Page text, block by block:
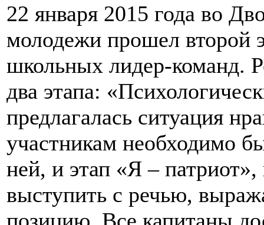
22 января 2015 года во
молодежи прошел второй
школьных лидер-команд.
два этапа:
предлагалась ситуация
участникам необходимо
ней, и этап «Я –
выступить с речью,